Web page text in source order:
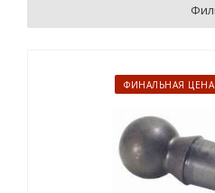
ФИНАЛЬНАЯ ЦЕНА